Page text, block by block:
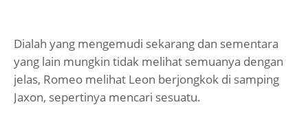
Dialah yang mengemudi sekarang dan sementara
yang lain mungkin tidak melihat semuanya dengan
jelas, Romeo melihat Leon berjongkok di samping
Jaxon, sepertinya mencari sesuatu.